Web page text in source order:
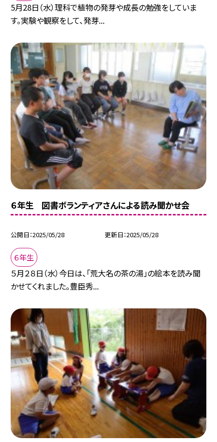
5月28日（水）理科で植物の発芽や成長の勉強をしていま
す。実験や観察をして、発芽...
６年生 図書ボランティアさんによる読み聞かせ会
公開日 2025/05/28 更新日 2025/05/28
６年生
５月２８日（水）今日は、「荒大名の茶の湯」の絵本を読み聞
かせてくれました。豊臣秀...